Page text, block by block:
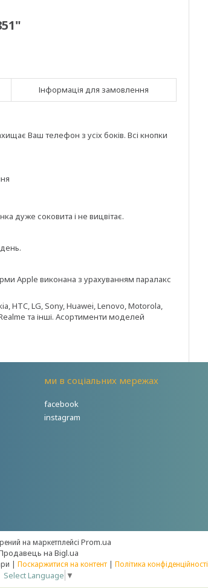
Інформація для замовлення
Ваш телефон з усіх боків. Всі кнопки
дуже соковита і не вицвітає.
Apple виконана з урахуванням паралакс
HTC, LG, Sony, Huawei, Lenovo, Motorola,
та інші. Асортименти моделей
ми в соціальних мережах
facebook
instagram
на маркетплейсі Prom.ua
на Bigl.ua
НОУТКОМПЛЕКТ - гаджети та аксесуари | Поскаржитися на контент | Політика конфіденційності
Select Language ▼